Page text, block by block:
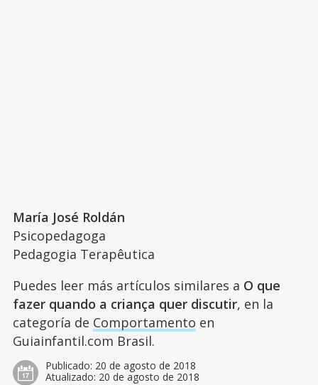
María José Roldán
Psicopedagoga
Pedagogia Terapêutica
Puedes leer más artículos similares a O que
fazer quando a criança quer discutir, en la
categoría de Comportamento en
Guiainfantil.com Brasil.
Publicado: 20 de agosto de 2018
Atualizado: 20 de agosto de 2018